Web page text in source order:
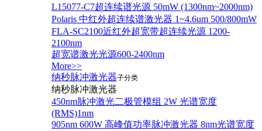
L15077-C7超连续谱光源 50mW (1300nm~2000nm)
Polaris 中红外超连续谱激光器 1~4.6um 500/800mW
FLA-SC2100近红外超宽带超连续光源 1200-
2100nm
超宽谱激光光源600-2400nm
More>>
纳秒脉冲激光器子分类
纳秒脉冲激光器
450nm脉冲激光二极管模组 2W 光谱宽度
(RMS)1nm
905nm 600W 高峰值功率脉冲激光器 8nm光谱宽度